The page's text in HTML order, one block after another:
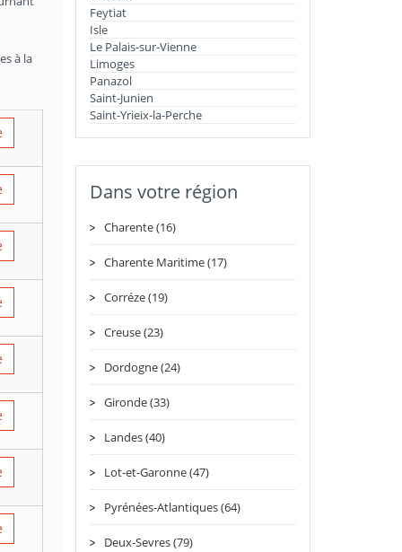
à la
Feytiat
Isle
Le Palais-sur-Vienne
Limoges
Panazol
Saint-Junien
Saint-Yrieix-la-Perche
Dans votre région
Charente (16)
Charente Maritime (17)
Corréze (19)
Creuse (23)
Dordogne (24)
Gironde (33)
Landes (40)
Lot-et-Garonne (47)
Pyrénées-Atlantiques (64)
Deux-Sevres (79)